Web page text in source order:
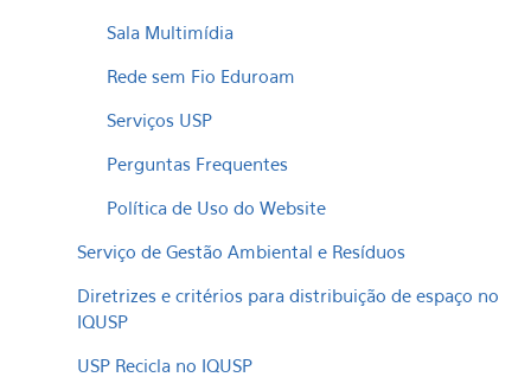
Sala Multimídia
Rede sem Fio Eduroam
Serviços USP
Perguntas Frequentes
Política de Uso do Website
Serviço de Gestão Ambiental e Resíduos
Diretrizes e critérios para distribuição de espaço no
IQUSP
USP Recicla no IQUSP